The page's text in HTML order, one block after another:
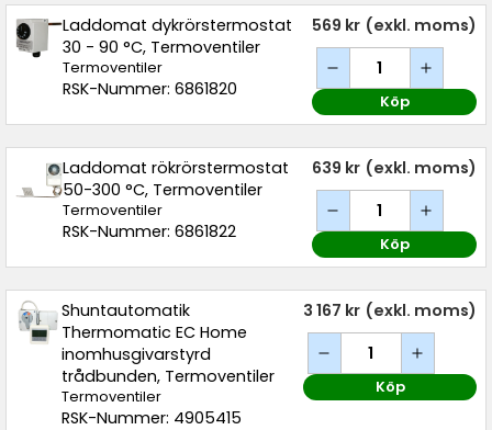
Laddomat dykrörstermostat
30 - 90 °C, Termoventiler
Termoventiler
RSK-Nummer: 6861820
569 kr (exkl. moms)
Köp
Laddomat rökrörstermostat
50-300 °C, Termoventiler
Termoventiler
RSK-Nummer: 6861822
639 kr (exkl. moms)
Köp
Shuntautomatik
Thermomatic EC Home
inomhusgivarstyrd
trådbunden, Termoventiler
Termoventiler
RSK-Nummer: 4905415
3 167 kr (exkl. moms)
Köp